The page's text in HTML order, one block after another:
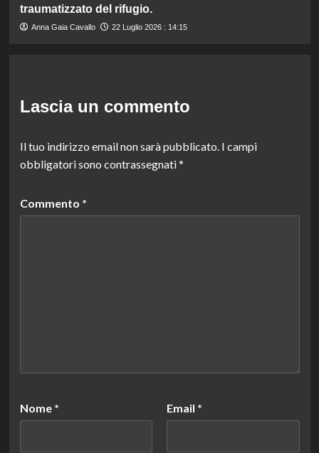
traumatizzato del rifugio.
Anna Gaia Cavallo 22 Luglio 2026 : 14:15
Lascia un commento
Il tuo indirizzo email non sarà pubblicato. I campi
obbligatori sono contrassegnati*
Commento *
Nome * Email *